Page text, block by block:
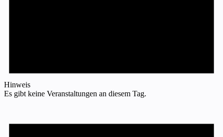
Hinweis
Es gibt keine Veranstaltungen an diesem Tag.